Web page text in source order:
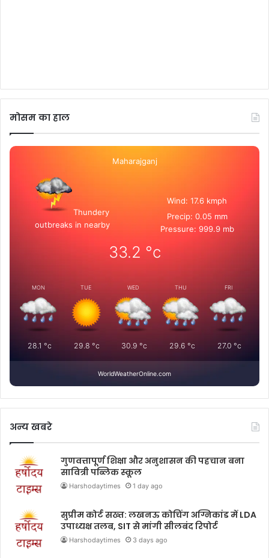
मोसम का हाल
Maharajganj
Thundery
outbreaks in nearby
Wind: 17.6 kmph
Precip: 0.05 mm
Pressure: 999.9 mb
33.2 °c
MON
28.1 °c
TUE
29.8 °c
WED
30.9 °c
THU
29.6 °c
FRI
27.0 °c
WorldWeatherOnline.com
अन्य खबरे
गुणवत्तापूर्ण शिक्षा और अनुशासन की पहचान बना
सावित्री पब्लिक स्कूल
Harshodaytimes 1 day ago
सुप्रीम कोर्ट सख्त: लखनऊ कोचिंग अग्निकांड में LDA
उपाध्यक्ष तलब, SIT से मांगी सीलबंद रिपोर्ट
Harshodaytimes 3 days ago